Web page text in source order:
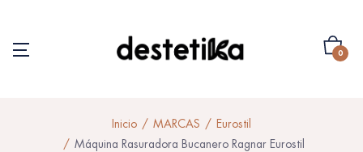
0
Inicio MARCAS
Eurostil
Máquina Rasuradora Bucanero Ragnar Eurostil